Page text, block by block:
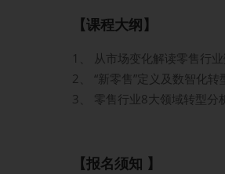
【课程大纲】
1、 从市场变化解读零售行
2、 “新零售”定义及数智化转
3、 零售行业8大领域转型分
【报名须知 】